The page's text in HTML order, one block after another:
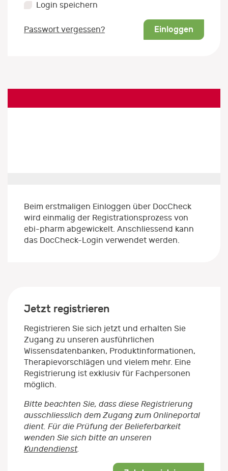
Login speichern
Passwort vergessen? Einloggen
Beim erstmaligen Einloggen über DocCheck
wird einmalig der Registrationsprozess von
ebi-pharm abgewickelt. Anschliessend kann
das DocCheck-Login verwendet werden.
Jetzt registrieren
Registrieren Sie sich jetzt und erhalten Sie
Zugang zu unseren ausführlichen
Wissensdatenbanken, Produktinformationen,
Therapievorschlägen und vielem mehr. Eine
Registrierung ist exklusiv für Fachpersonen
möglich.
Bitte beachten Sie, dass diese Registrierung
ausschliesslich dem Zugang zum Onlineportal
dient. Für die Prüfung der Belieferbarkeit
wenden Sie sich bitte an unseren
Kundendienst.